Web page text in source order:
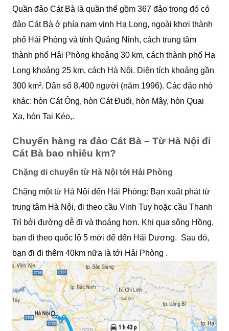
Quần đảo Cát Bà là quần thể gồm 367 đảo trong đó có
đảo Cát Bà ở phía nam vịnh Hạ Long, ngoài khơi thành
phố Hải Phòng và tỉnh Quảng Ninh, cách trung tâm
thành phố Hải Phòng khoảng 30 km, cách thành phố Hạ
Long khoảng 25 km, cách Hà Nội. Diện tích khoảng gần
300 km². Dân số 8.400 người (năm 1996). Các đảo nhỏ
khác: hòn Cát Ông, hòn Cát Đuối, hòn Mây, hòn Quai
Xa, hòn Tai Kéo,.
Chuyển hàng ra đảo Cát Bà – Từ Hà Nội đi
Cát Bà bao nhiêu km?
Chặng di chuyển từ Hà Nội tới Hải Phòng
Chặng một từ Hà Nội đến Hải Phòng: Bạn xuất phát từ
trung tâm Hà Nội, đi theo cầu Vinh Tuy hoặc cầu Thanh
Trì bởi đường dễ đi và thoáng hơn. Khi qua sông Hồng,
bạn đi theo quốc lộ 5 mới để đến Hải Dương. Sau đó,
bạn đi đi thêm 40km nữa là tới Hải Phòng .